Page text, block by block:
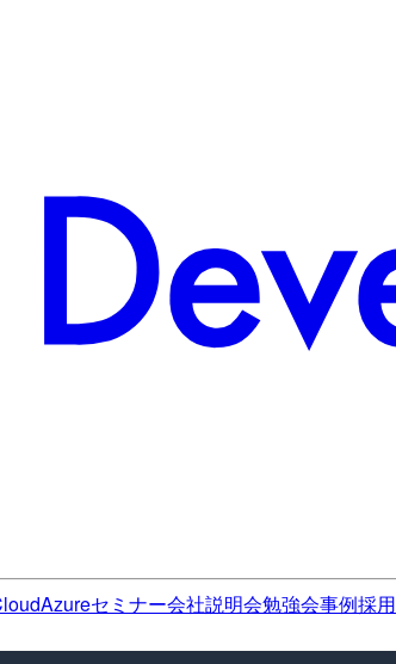
Azureセミナー会社説明会勉強会事例採用